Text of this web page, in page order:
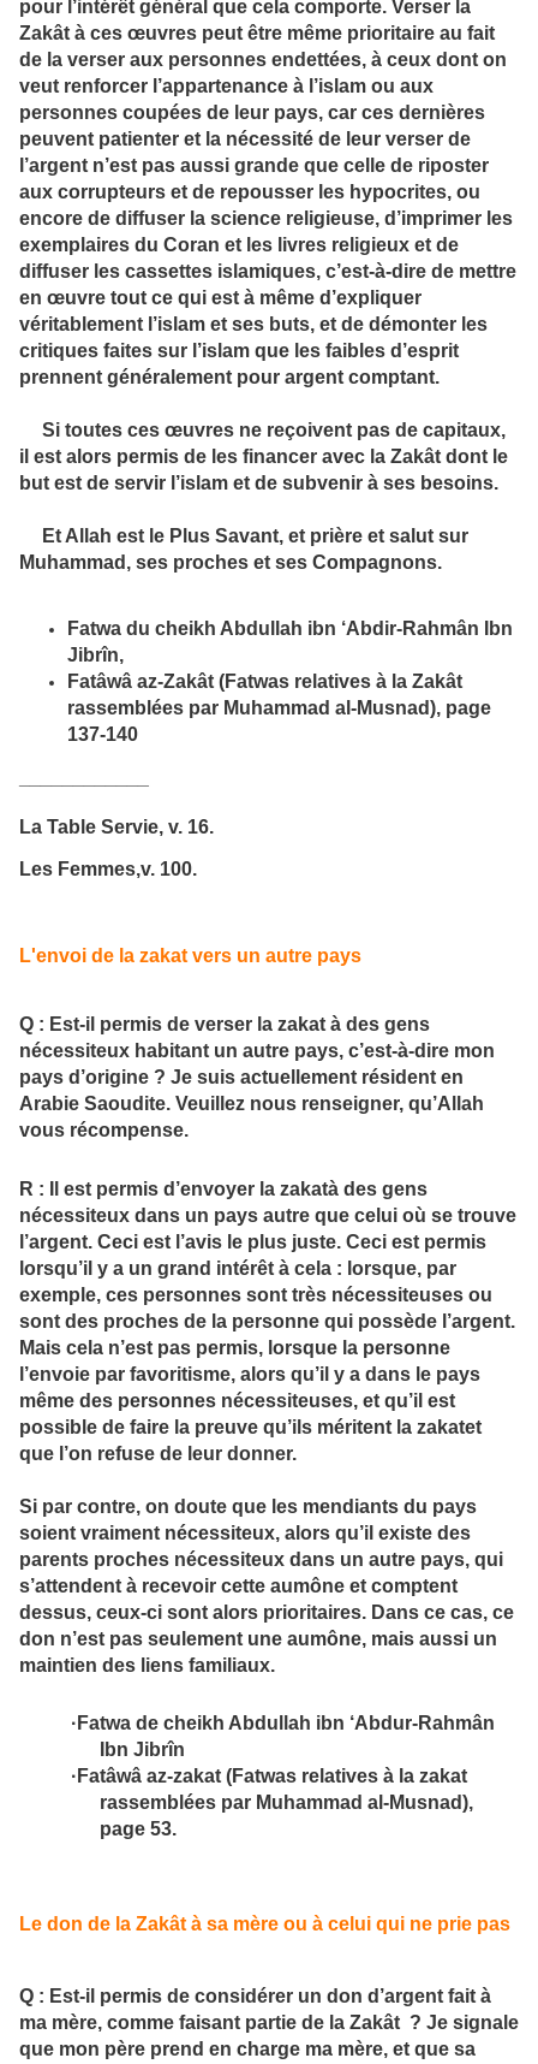
pour l’intérêt général que cela comporte. Verser la
Zakât à ces œuvres peut être même prioritaire au fait
de la verser aux personnes endettées, à ceux dont on
veut renforcer l’appartenance à l’islam ou aux
personnes coupées de leur pays, car ces dernières
peuvent patienter et la nécessité de leur verser de
l’argent n’est pas aussi grande que celle de riposter
aux corrupteurs et de repousser les hypocrites, ou
encore de diffuser la science religieuse, d’imprimer les
exemplaires du Coran et les livres religieux et de
diffuser les cassettes islamiques, c’est-à-dire de mettre
en œuvre tout ce qui est à même d’expliquer
véritablement l’islam et ses buts, et de démonter les
critiques faites sur l’islam que les faibles d’esprit
prennent généralement pour argent comptant.
Si toutes ces œuvres ne reçoivent pas de capitaux,
il est alors permis de les financer avec la Zakât dont le
but est de servir l’islam et de subvenir à ses besoins.
Et Allah est le Plus Savant, et prière et salut sur
Muhammad, ses proches et ses Compagnons.
Fatwa du cheikh Abdullah ibn ‘Abdir-Rahmân Ibn
Jibrîn,
Fatâwâ az-Zakât (Fatwas relatives à la Zakât
rassemblées par Muhammad al-Musnad), page
137-140
La Table Servie, v. 16.
Les Femmes,v. 100.
L'envoi de la zakat vers un autre pays
Q : Est-il permis de verser la zakat à des gens
nécessiteux habitant un autre pays, c’est-à-dire mon
pays d’origine ? Je suis actuellement résident en
Arabie Saoudite. Veuillez nous renseigner, qu’Allah
vous récompense.
R : Il est permis d’envoyer la zakatà des gens
nécessiteux dans un pays autre que celui où se trouve
l’argent. Ceci est l’avis le plus juste. Ceci est permis
lorsqu’il y a un grand intérêt à cela : lorsque, par
exemple, ces personnes sont très nécessiteuses ou
sont des proches de la personne qui possède l’argent.
Mais cela n’est pas permis, lorsque la personne
l’envoie par favoritisme, alors qu’il y a dans le pays
même des personnes nécessiteuses, et qu’il est
possible de faire la preuve qu’ils méritent la zakatet
que l’on refuse de leur donner.
Si par contre, on doute que les mendiants du pays
soient vraiment nécessiteux, alors qu’il existe des
parents proches nécessiteux dans un autre pays, qui
s’attendent à recevoir cette aumône et comptent
dessus, ceux-ci sont alors prioritaires. Dans ce cas, ce
don n’est pas seulement une aumône, mais aussi un
maintien des liens familiaux.
· Fatwa de cheikh Abdullah ibn ‘Abdur-Rahmân
Ibn Jibrîn
· Fatâwâ az-zakat (Fatwas relatives à la zakat
rassemblées par Muhammad al-Musnad),
page 53.
Le don de la Zakât à sa mère ou à celui qui ne prie pas
Q : Est-il permis de considérer un don d’argent fait à
ma mère, comme faisant partie de la Zakât ? Je signale
que mon père prend en charge ma mère, et que sa